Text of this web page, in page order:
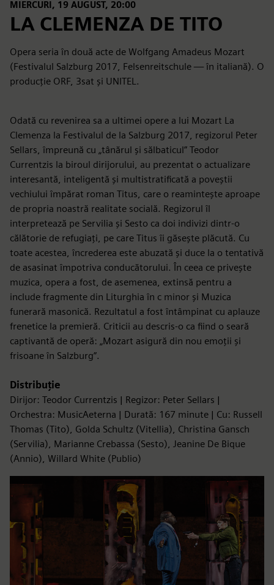
MIERCURI, 19 AUGUST, 20:00
LA CLEMENZA DE TITO
Opera seria în două acte de Wolfgang Amadeus Mozart
(Festivalul Salzburg 2017, Felsenreitschule — în italiană). O
producție ORF, 3sat și UNITEL.
Odată cu revenirea sa a ultimei opere a lui Mozart La
Clemenza la Festivalul de la Salzburg 2017, regizorul Peter
Sellars, împreună cu „tânărul și sălbaticul” Teodor
Currentzis la biroul dirijorului, au prezentat o actualizare
interesantă, inteligentă și multistratificată a poveștii
vechiului împărat roman Titus, care o reamintește aproape
de propria noastră realitate socială. Regizorul îl
interpretează pe Servilia și Sesto ca doi indivizi dintr-o
călătorie de refugiați, pe care Titus îi găsește plăcută. Cu
toate acestea, încrederea este abuzată și duce la o tentativă
de asasinat împotriva conducătorului. În ceea ce privește
muzica, opera a fost, de asemenea, extinsă pentru a
include fragmente din Liturghia în c minor și Muzica
funerară masonică. Rezultatul a fost întâmpinat cu aplauze
frenetice la premieră. Criticii au descris-o ca fiind o seară
captivantă de operă: „Mozart asigură din nou emoții și
frisoane în Salzburg”.
Distribuție
Dirijor: Teodor Currentzis | Regizor: Peter Sellars |
Orchestra: MusicAeterna | Durată: 167 minute | Cu: Russell
Thomas (Tito), Golda Schultz (Vitellia), Christina Gansch
(Servilia), Marianne Crebassa (Sesto), Jeanine De Bique
(Annio), Willard White (Publio)